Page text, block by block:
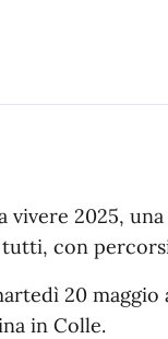
vivere 2025,
con
20 maggio
in Colle.